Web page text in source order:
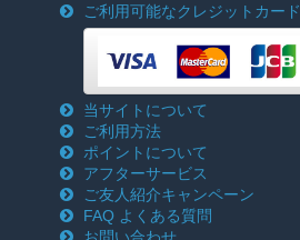
ご利用可能なクレジットカード
当サイトについて
ご利用方法
ポイントについて
アフターサービス
ご友人紹介キャンペーン
FAQ よくある質問